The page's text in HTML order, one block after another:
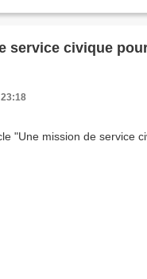
service civique